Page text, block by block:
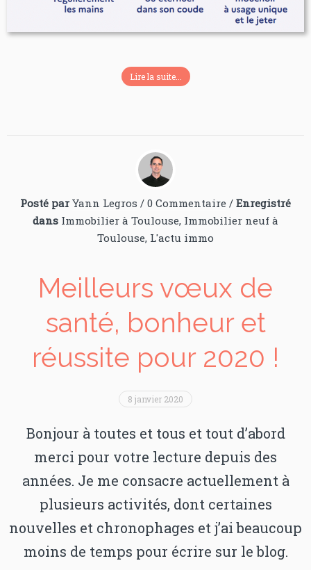
Lire la suite...
Posté par Yann Legros / 0 Commentaire / Enregistré
dans Immobilier à Toulouse, Immobilier neuf à
Toulouse, L'actu immo
Meilleurs vœux de
santé, bonheur et
réussite pour 2020 !
8 janvier 2020
Bonjour à toutes et tous et tout d’abord
merci pour votre lecture depuis des
années. Je me consacre actuellement à
plusieurs activités, dont certaines
nouvelles et chronophages et j’ai beaucoup
moins de temps pour écrire sur le blog.